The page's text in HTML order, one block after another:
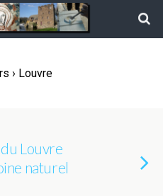
› Louvre
Louvre
naturel